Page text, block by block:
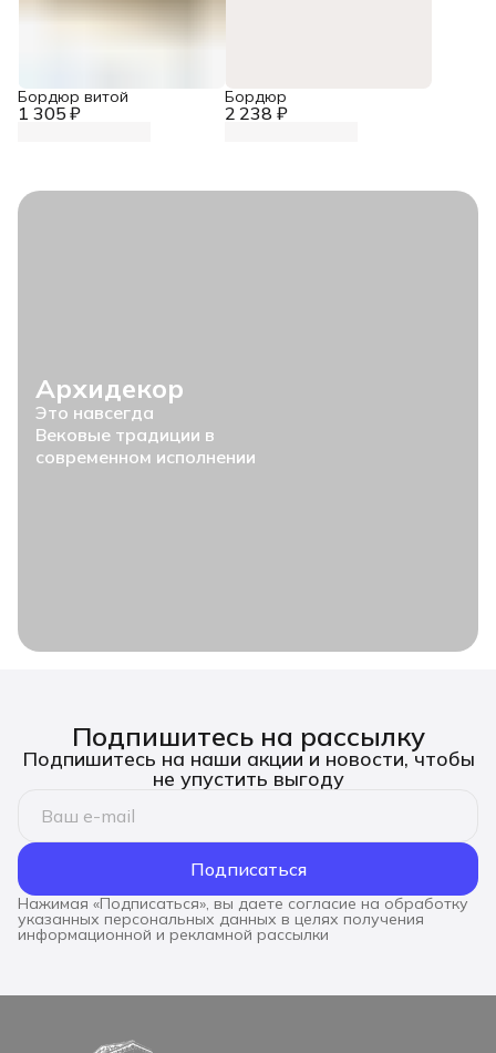
1 305 ₽
Бордюр витой
2 238 ₽
Бордюр
Архидекор
Это навсегда
Вековые традиции в
современном исполнении
Подпишитесь на рассылку
Подпишитесь на наши акции и новости, чтобы
не упустить выгоду
Подписаться
Нажимая «Подписаться», вы даете согласие на обработку
указанных персональных данных в целях получения
информационной и рекламной рассылки